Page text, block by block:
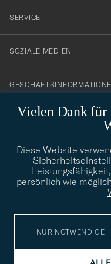
Vielen Dank für
Diese Website
persönlich wie
NUR NOTWENDIGE
nyhetsbrev!
SERVICE
SOZIALE MEDIEN
Benötigen Sie Hilfe bei
Wenden Sie sich an uns,
STILBERATUNG